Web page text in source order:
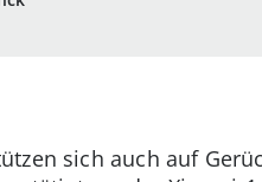
sich auch auf